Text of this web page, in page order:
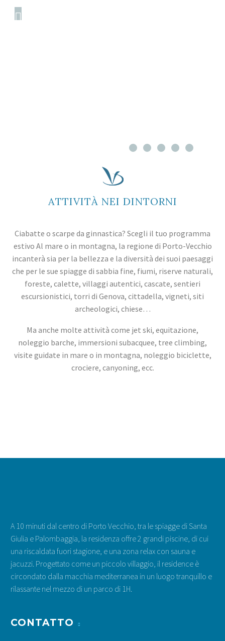
ATTIVITÀ NEI DINTORNI
Ciabatte o scarpe da ginnastica? Scegli il tuo programma
estivo Al mare o in montagna, la regione di Porto-Vecchio
incanterà sia per la bellezza e la diversità dei suoi paesaggi
che per le sue spiagge di sabbia fine, fiumi, riserve naturali,
foreste, calette, villaggi autentici, cascate, sentieri
escursionistici, torri di Genova, cittadella, vigneti, siti
archeologici, chiese…
Ma anche molte attività come jet ski, equitazione,
noleggio barche, immersioni subacquee, tree climbing,
visite guidate in mare o in montagna, noleggio biciclette,
crociere, canyoning, ecc.
A 10 minuti dal centro di Porto Vecchio, tra le spiagge di Santa
Giulia e Palombaggia, la residenza offre 2 grandi piscine, di cui
una riscaldata fuori stagione, e una zona relax con sauna e
jacuzzi. Progettato come un piccolo villaggio, il residence è
circondato dalla macchia mediterranea in un luogo tranquillo e
rilassante nel mezzo di un parco di 1H.
CONTATTO